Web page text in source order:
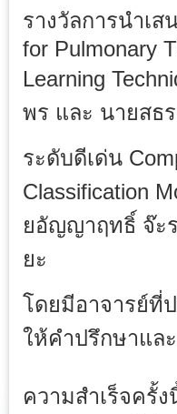
รางวัลการนำเ
for Pulmonary
Learning
พร และ นายสธ
ระดับดีเด่น
Classification
ยอัญญาฤทธิ์ จ๊ะ
ยะ
โดยมีอาจารย์ที่
ให้คำปรึกษาแล
ความสำเร็จครั้